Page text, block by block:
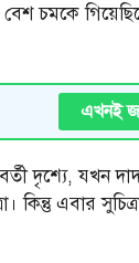
বেশ চমকে
এখনই
দৃশ্যে, যখন
এবার